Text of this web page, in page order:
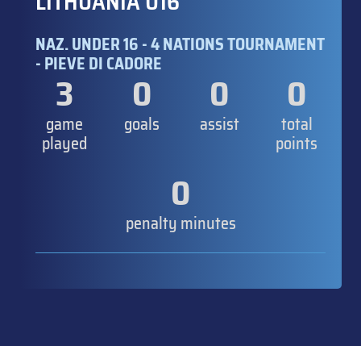
NAZ. UNDER 16 - 4 NATIONS TOURNAMENT
- PIEVE DI CADORE
3
game
played
0
goals
0
assist
0
total
points
0
penalty minutes